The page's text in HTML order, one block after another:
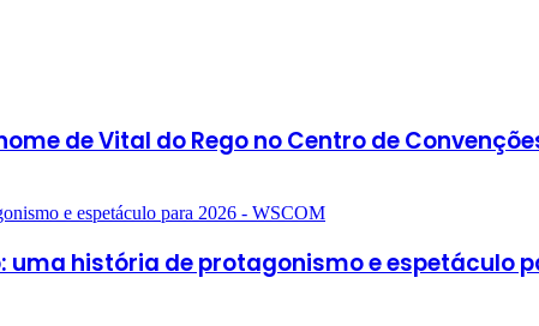
de Vital do Rego no Centro de
história de protagonismo e espetáculo